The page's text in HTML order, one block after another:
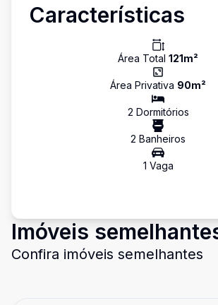
Características
Área Total 121m²
Área Privativa 90m²
2 Dormitórios
2 Banheiros
1 Vaga
Imóveis
Confira imóveis semelhantes